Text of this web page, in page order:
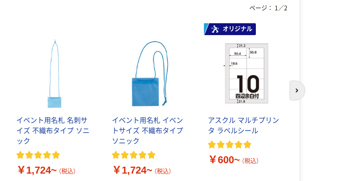
イベント用名札 名刺サ
イズ 不織布タイプ ソニ
ック
￥1,724~ （税込）
イベント用名札 イベン
トサイズ 不織布タイプ
ソニック
￥1,724~ （税込）
オリジナル
アスクル マルチプリン
タ ラベルシール
￥600~ （税込）
ページ： 1 ／2
次のスライド